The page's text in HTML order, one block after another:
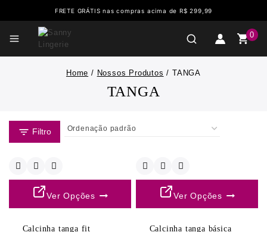
FRETE GRÁTIS nas compras acima de R$ 299,99
0
Home / Nossos Produtos / TANGA
TANGA
Filtro
Ver Opções
Calcinha tanga fit
Ver Opções
Calcinha tanga básica